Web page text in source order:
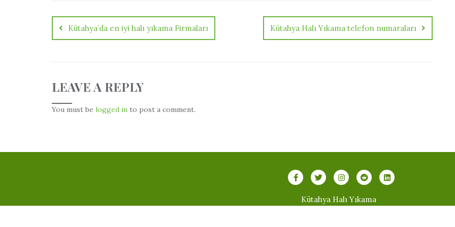
Kütahya’da en iyi halı yıkama Firmaları Kütahya Halı Yıkama telefon numaraları
LEAVE A REPLY
You must be logged in to post a comment.
Kütahya Halı Yıkama